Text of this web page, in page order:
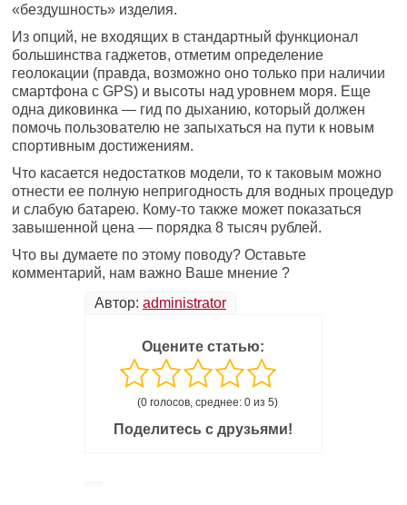
«бездушность» изделия.
Из опций, не входящих в стандартный функционал
большинства гаджетов, отметим определение
геолокации (правда, возможно оно только при наличии
смартфона с GPS) и высоты над уровнем моря. Еще
одна диковинка — гид по дыханию, который должен
помочь пользователю не запыхаться на пути к новым
спортивным достижениям.
Что касается недостатков модели, то к таковым можно
отнести ее полную непригодность для водных процедур
и слабую батарею. Кому-то также может показаться
завышенной цена — порядка 8 тысяч рублей.
Что вы думаете по этому поводу? Оставьте
комментарий, нам важно Ваше мнение ?
Автор: administrator
Оцените статью:
(0 голосов, среднее: 0 из 5)
Поделитесь с друзьями!